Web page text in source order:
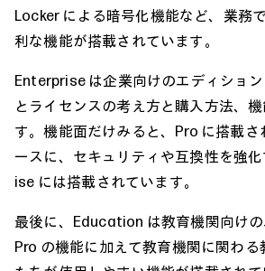
Locker による暗号化機能など、業務
利な機能が搭載されています。
Enterprise は企業向けのエディショ
とライセンスの考え方と購入方法、
す。機能面だけみると、Pro に搭載さ
ースに、セキュリティや互換性を強
ise には搭載されています。
最後に、Education は教育機関向けの
Pro の機能に加えて教育機関に関わる